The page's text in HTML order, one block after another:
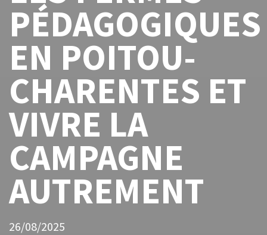
PÉDAGOGIQUES
EN POITOU-
CHARENTES ET
VIVRE LA
CAMPAGNE
AUTREMENT
26/08/2025